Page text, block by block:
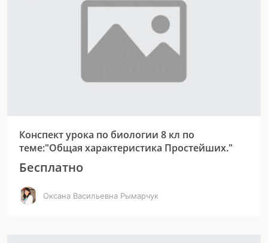
Конспект урока по биологии 8 кл по
теме:"Общая характеристика Простейших."
Бесплатно
Оксана Васильевна Рымарчук